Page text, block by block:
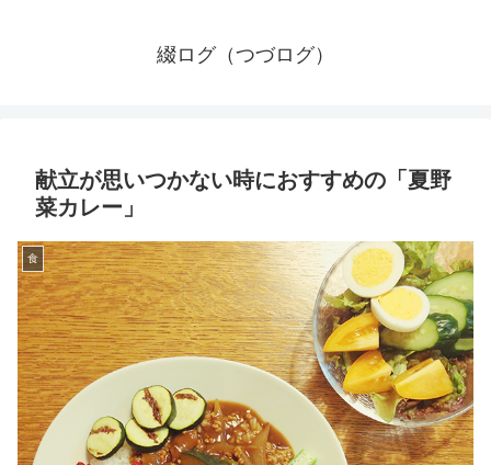
綴ログ（つづログ）
献立が思いつかない時におすすめの「夏野
菜カレー」
食